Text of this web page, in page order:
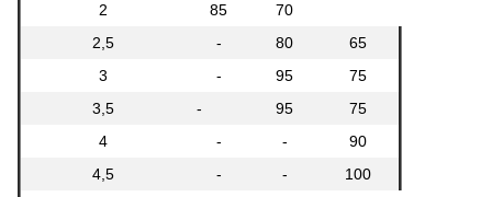
2
85
70
2,5
- 80
65
3
- 95
75
3,5
- 95
75
4
- -
90
4,5
- -
100